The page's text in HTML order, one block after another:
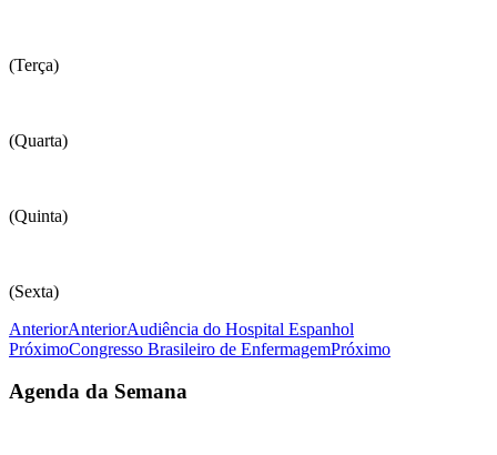
(Terça)
(Quarta)
(Quinta)
(Sexta)
AnteriorAnteriorAudiência do Hospital Espanhol
PróximoCongresso Brasileiro de EnfermagemPróximo
Agenda da Semana